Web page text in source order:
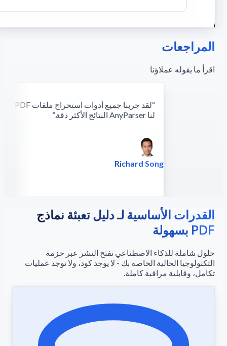
المراجعات
اقرأ ما يقوله عملاؤنا
“
لنا AnyParser النتائج الأكثر دقة.
Richard Song
القدرات الأساسية لـ دليل تعبئة نماذج
PDF بسهولة
حلول شاملة للذكاء الاصطناعي تفتح النشر عبر حزمة
التكنولوجيا الحالية الخاصة بك - لا يوجد كود، ولا توجد عمليات
تكامل، وقابلية مراقبة كاملة.